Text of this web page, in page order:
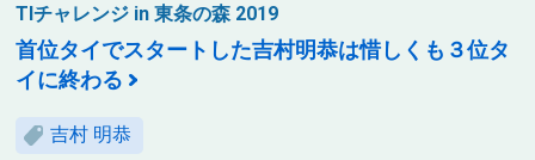
TIチャレンジ in 東条の森 2019
首位タイでスタートした吉村明恭は惜しくも３位タ
イに終わる
吉村 明恭